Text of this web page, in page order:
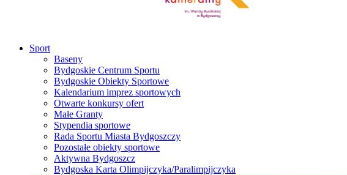
Sport
Baseny
Bydgoskie Centrum Sportu
Bydgoskie Obiekty Sportowe
Kalendarium imprez sportowych
Otwarte konkursy ofert
Małe Granty
Stypendia sportowe
Rada Sportu Miasta Bydgoszczy
Pozostałe obiekty sportowe
Aktywna Bydgoszcz
Bydgoska Karta Olimpijczyka/Paralimpijczyka